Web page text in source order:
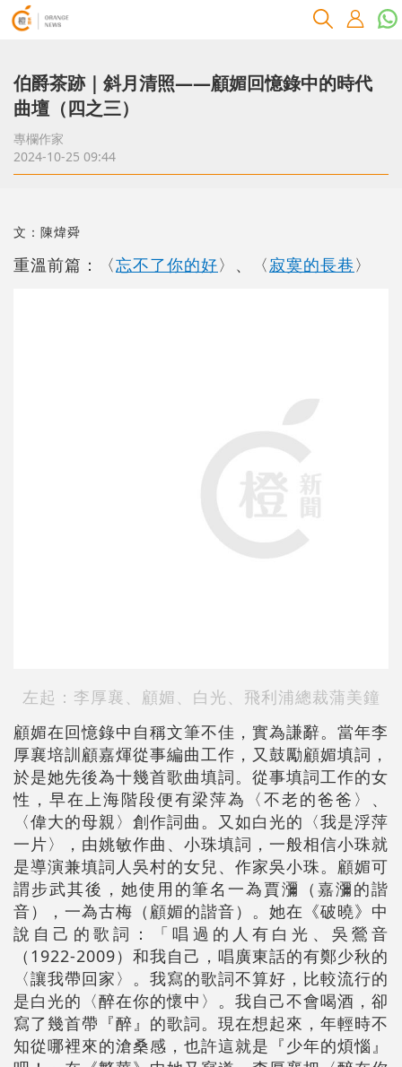
伯爵茶跡｜斜月清照――顧媚回憶錄中的時代
曲壇（四之三）
專欄作家
2024-10-25 09:44
文：陳煒舜
重溫前篇：〈忘不了你的好〉、〈寂寞的長巷〉
左起：李厚襄、顧媚、白光、飛利浦總裁蒲美鐘
顧媚在回憶錄中自稱文筆不佳，實為謙辭。當年李
厚襄培訓顧嘉煇從事編曲工作，又鼓勵顧媚填詞，
於是她先後為十幾首歌曲填詞。從事填詞工作的女
性，早在上海階段便有梁萍為〈不老的爸爸〉、
〈偉大的母親〉創作詞曲。又如白光的〈我是浮萍
一片〉，由姚敏作曲、小珠填詞，一般相信小珠就
是導演兼填詞人吳村的女兒、作家吳小珠。顧媚可
謂步武其後，她使用的筆名一為賈瀰（嘉瀰的諧
音），一為古梅（顧媚的諧音）。她在《破曉》中
說自己的歌詞：「唱過的人有白光、吳鶯音
（1922-2009）和我自己，唱廣東話的有鄭少秋的
〈讓我帶回家〉。我寫的歌詞不算好，比較流行的
是白光的〈醉在你的懷中〉。我自己不會喝酒，卻
寫了幾首帶『醉』的歌詞。現在想起來，年輕時不
知從哪裡來的滄桑感，也許這就是『少年的煩惱』